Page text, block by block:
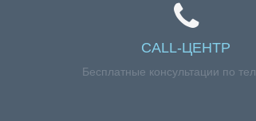
CALL-ЦЕНТР
Бесплатные консультации по